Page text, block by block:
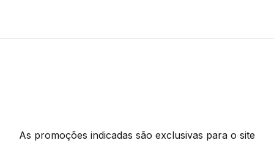
As promoções indicadas são exclusivas para o site